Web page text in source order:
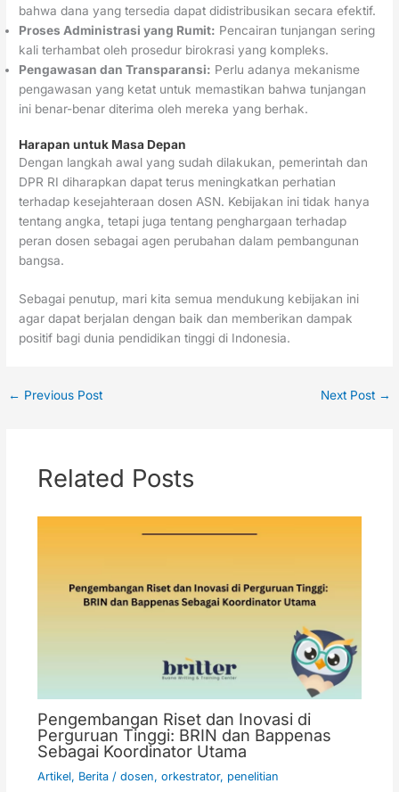
bahwa dana yang tersedia dapat didistribusikan secara efektif.
Proses Administrasi yang Rumit: Pencairan tunjangan sering
kali terhambat oleh prosedur birokrasi yang kompleks.
Pengawasan dan Transparansi: Perlu adanya mekanisme
pengawasan yang ketat untuk memastikan bahwa tunjangan
ini benar-benar diterima oleh mereka yang berhak.
Harapan untuk Masa Depan
Dengan langkah awal yang sudah dilakukan, pemerintah dan
DPR RI diharapkan dapat terus meningkatkan perhatian
terhadap kesejahteraan dosen ASN. Kebijakan ini tidak hanya
tentang angka, tetapi juga tentang penghargaan terhadap
peran dosen sebagai agen perubahan dalam pembangunan
bangsa.
Sebagai penutup, mari kita semua mendukung kebijakan ini
agar dapat berjalan dengan baik dan memberikan dampak
positif bagi dunia pendidikan tinggi di Indonesia.
← Previous Post Next Post →
Related Posts
Pengembangan Riset dan Inovasi di
Perguruan Tinggi: BRIN dan Bappenas
Sebagai Koordinator Utama
Artikel, Berita/ dosen, orkestrator, penelitian